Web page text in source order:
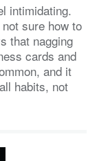
intimidating.
not sure how to
that nagging
cards and
and it
habits, not